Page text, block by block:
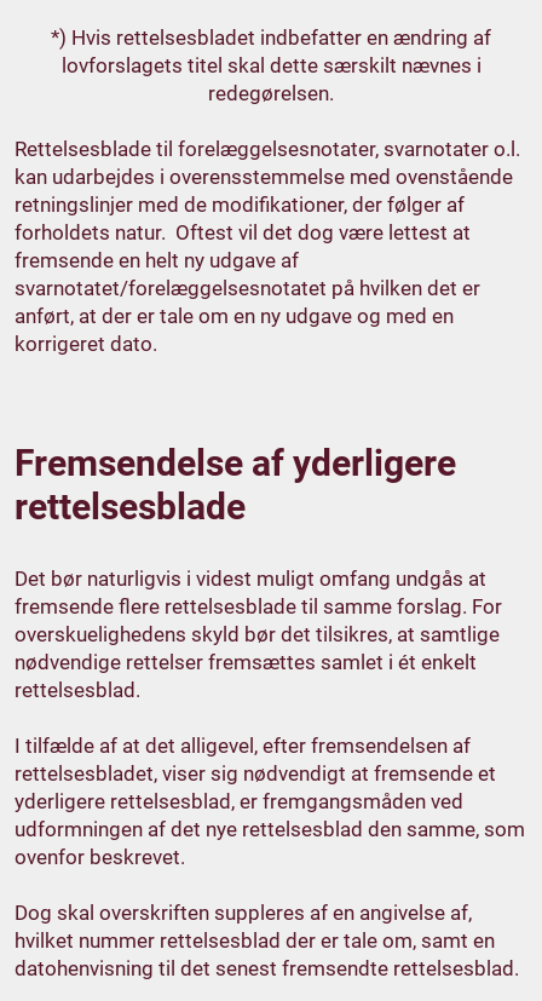
*) Hvis rettelsesbladet indbefatter en ændring af
lovforslagets titel skal dette særskilt nævnes i
redegørelsen.
Rettelsesblade til forelæggelsesnotater, svarnotater o.l.
kan udarbejdes i overensstemmelse med ovenstående
retningslinjer med de modifikationer, der følger af
forholdets natur. Oftest vil det dog være lettest at
fremsende en helt ny udgave af
svarnotatet/forelæggelsesnotatet på hvilken det er
anført, at der er tale om en ny udgave og med en
korrigeret dato.
Fremsendelse af yderligere
rettelsesblade
Det bør naturligvis i videst muligt omfang undgås at
fremsende flere rettelsesblade til samme forslag. For
overskuelighedens skyld bør det tilsikres, at samtlige
nødvendige rettelser fremsættes samlet i ét enkelt
rettelsesblad.
I tilfælde af at det alligevel, efter fremsendelsen af
rettelsesbladet, viser sig nødvendigt at fremsende et
yderligere rettelsesblad, er fremgangsmåden ved
udformningen af det nye rettelsesblad den samme, som
ovenfor beskrevet.
Dog skal overskriften suppleres af en angivelse af,
hvilket nummer rettelsesblad der er tale om, samt en
datohenvisning til det senest fremsendte rettelsesblad.